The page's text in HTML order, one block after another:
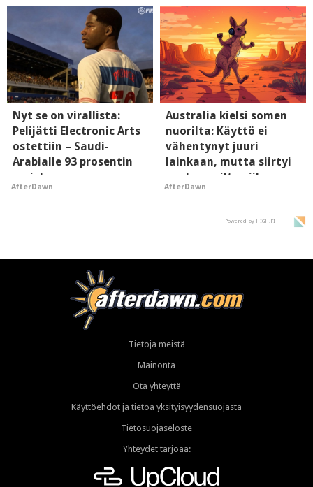
mielikuvaan brändistä
Nyt se on virallista:
Pelijätti Electronic Arts
ostettiin – Saudi-
Arabialle 93 prosentin
omistus
AfterDawn
Australia kielsi somen
nuorilta: Käyttö ei
vähentynyt juuri
lainkaan, mutta siirtyi
vanhemmilta piiloon
AfterDawn
Powered by HIGH.FI
Tietoja meistä
Mainonta
Ota yhteyttä
Käyttöehdot ja tietoa yksityisyydensuojasta
Tietosuojaseloste
Yhteydet tarjoaa: